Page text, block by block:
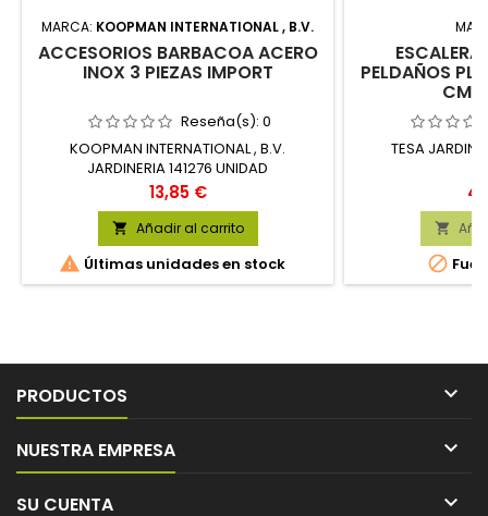
MARCA: KOOPMAN INTERNATIONAL , B.V.
ACCESORIOS BARBACOA ACERO
INOX 3 PIEZAS IMPORT
Reseña(s): 0
KOOPMAN INTERNATIONAL , B.V.
JARDINERIA 141276 UNIDAD
Precio
13,85 €
 Añadir al carrito
 Últimas unidades en stock
PELDAÑOS
CM
TESA


PRODUCTOS 
NUESTRA EMPRESA 
SU CUENTA 